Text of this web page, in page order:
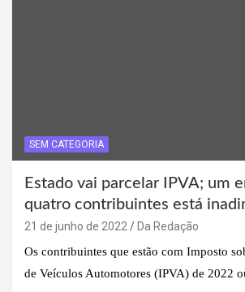
SEM CATEGORIA
Estado vai parcelar IPVA; um
quatro contribuintes está
21 de junho de 2022
Da Redação
Os contribuintes que estão com Imposto
de Veículos Automotores (IPVA) de 2022